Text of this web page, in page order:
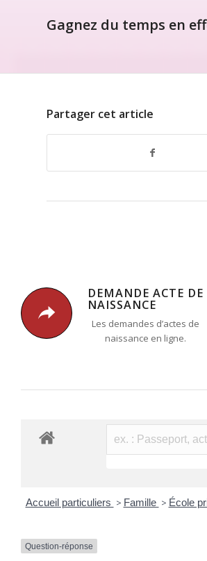
Gagnez du temps en
Partager cet article
DEMANDE ACTE DE
NAISSANCE
Les demandes d’actes de
naissance en ligne.
Accueil particuliers > Famille > École
Question-réponse